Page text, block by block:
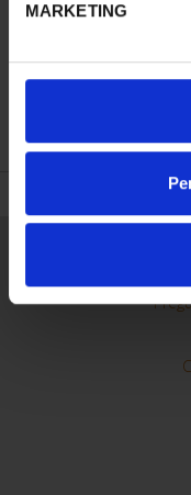
MARKETING